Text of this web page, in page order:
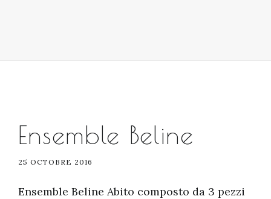
Ensemble Beline
25 OCTOBRE 2016
Ensemble Beline Abito composto da 3 pezzi